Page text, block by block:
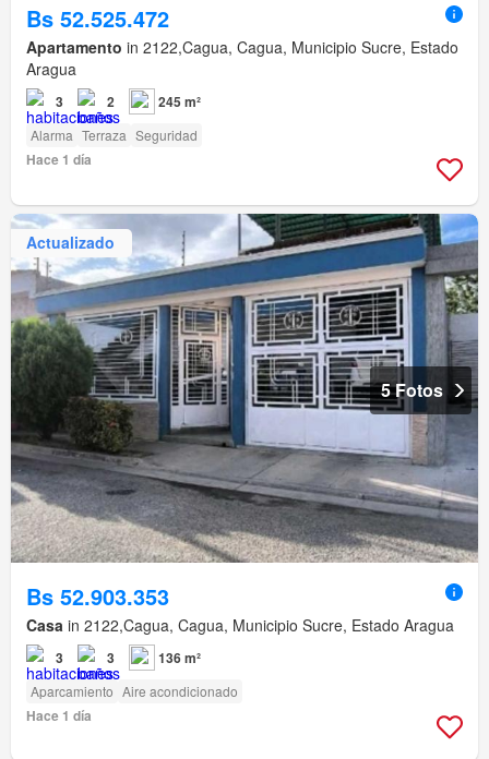
Bs 52.525.472
Apartamento in 2122,Cagua, Cagua, Municipio Sucre, Estado
Aragua
3 2 245 m²
Alarma Terraza Seguridad
Hace 1 día
Actualizado
5 Fotos
Bs 52.903.353
Casa in 2122,Cagua, Cagua, Municipio Sucre, Estado Aragua
3 3 136 m²
Aparcamiento Aire acondicionado
Hace 1 día